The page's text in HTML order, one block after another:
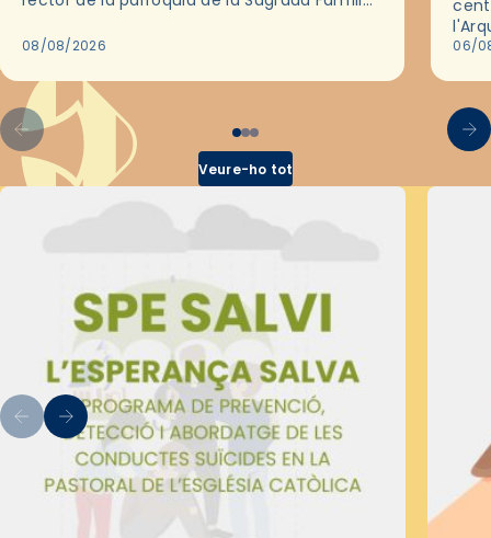
2018,…
08/08/2026
les
06/
Veure-ho tot